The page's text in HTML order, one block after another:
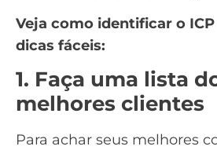
Veja como identificar o
dicas fáceis:
1. Faça uma lista
melhores clientes
Para achar seus melhores